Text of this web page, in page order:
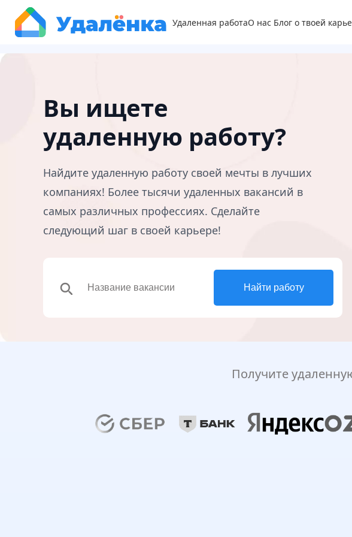
Удаленная работаО нас Блог о твоей
Вы ищете
удаленную работу?
Найдите удаленную работу своей мечты в лучших
компаниях! Более тысячи удаленных вакансий в
самых различных профессиях. Сделайте
следующий шаг в своей карьере!
search Найти работу
Получите